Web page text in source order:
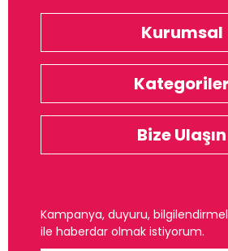
Kurumsal
Kategoriler
Bize Ulaşın
Kampanya, duyuru,
ile haberdar olmak istiyorum.